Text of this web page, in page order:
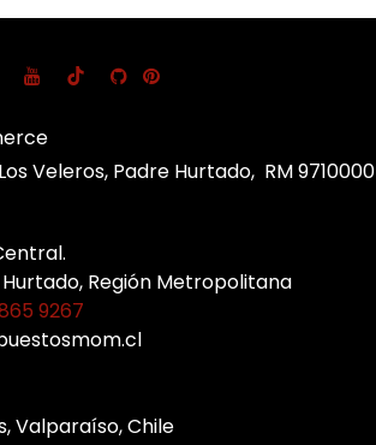
Veleros, Padre Hurtado, RM 9710000
Región Metropolitana
9267
Valparaíso, Chile